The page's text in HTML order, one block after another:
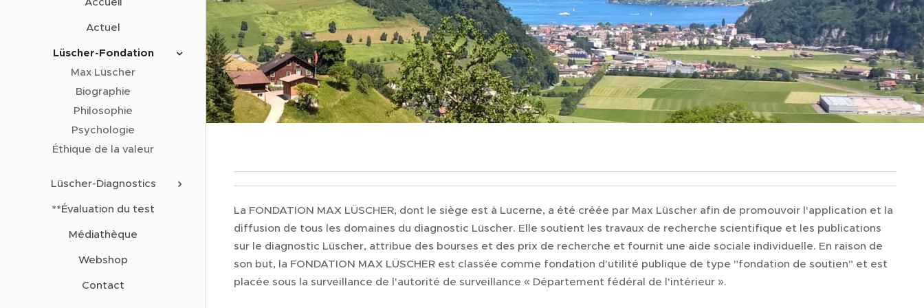
Actuel
Lüscher-Fondation
Max Lüscher
Biographie
Philosophie
Psychologie
Éthique de la valeur
Lüscher-Diagnostics
**Évaluation du test
Médiathèque
Webshop
Contact
La FONDATION MAX LÜSCHER, dont le siège est à Lucerne, a été créée par Max Lüscher afin de promouvoir l'application et la
diffusion de tous les domaines du diagnostic Lüscher. Elle soutient les travaux de recherche scientifique et les publications
sur le diagnostic Lüscher, attribue des bourses et des prix de recherche et fournit une aide sociale individuelle. En raison de
son but, la FONDATION MAX LÜSCHER est classée comme fondation d'utilité publique de type "fondation de soutien" et est
placée sous la surveillance de l'autorité de surveillance « Département fédéral de l'intérieur ».